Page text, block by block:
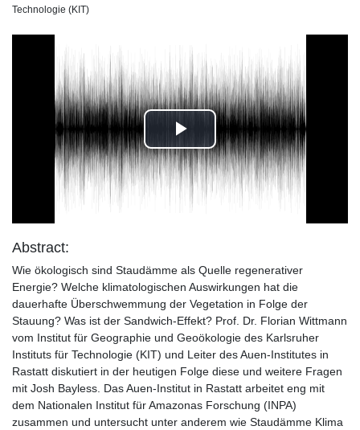
Technologie (KIT)
Play
Video
Abstract:
Wie ökologisch sind Staudämme als Quelle regenerativer
Energie? Welche klimatologischen Auswirkungen hat die
dauerhafte Überschwemmung der Vegetation in Folge der
Stauung? Was ist der Sandwich-Effekt? Prof. Dr. Florian Wittmann
vom Institut für Geographie und Geoökologie des Karlsruher
Instituts für Technologie (KIT) und Leiter des Auen-Institutes in
Rastatt diskutiert in der heutigen Folge diese und weitere Fragen
mit Josh Bayless. Das Auen-Institut in Rastatt arbeitet eng mit
dem Nationalen Institut für Amazonas Forschung (INPA)
zusammen und untersucht unter anderem wie Staudämme Klima